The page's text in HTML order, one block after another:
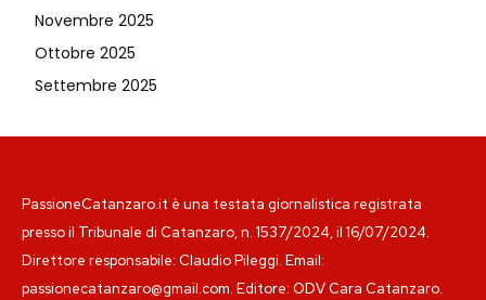
Novembre 2025
Ottobre 2025
Settembre 2025
PassioneCatanzaro.it è una testata giornalistica registrata
presso il Tribunale di Catanzaro, n. 1537/2024, il 16/07/2024.
Direttore responsabile: Claudio Pileggi. Email:
passionecatanzaro@gmail.com. Editore: ODV Cara Catanzaro.